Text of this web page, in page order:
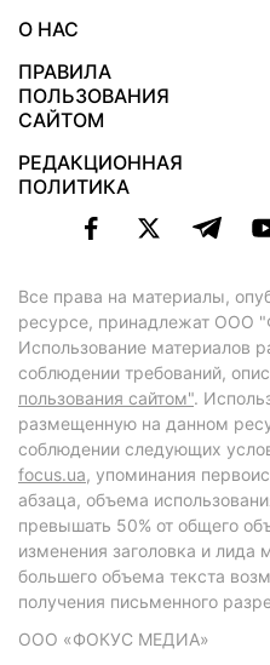
О НАС
ПРАВИЛА
ПОЛЬЗОВАНИЯ
САЙТОМ
РЕДАКЦИОННАЯ
ПОЛИТИКА
Все права на материалы,
ресурсе, принадлежат ООО
Использование материалов
соблюдении требований,
пользования сайтом".
размещенную на данном
соблюдении следующих
focus.ua, упоминания
абзаца, объема
превышать 50% от общего
изменения заголовка и лида
большего объема текста
получения письменного
ООО «ФОКУС МЕДИА»